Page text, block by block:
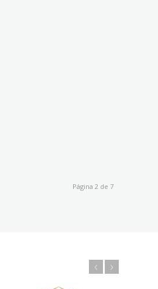
Página 2 de 7